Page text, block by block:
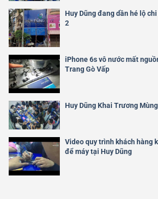
Huy Dũng đang dần hé lộ
2
iPhone 6s vô nước mất
Trang Gò Vấp
Huy Dũng Khai Trương
Video quy trình khách hàng
để máy tại Huy Dũng